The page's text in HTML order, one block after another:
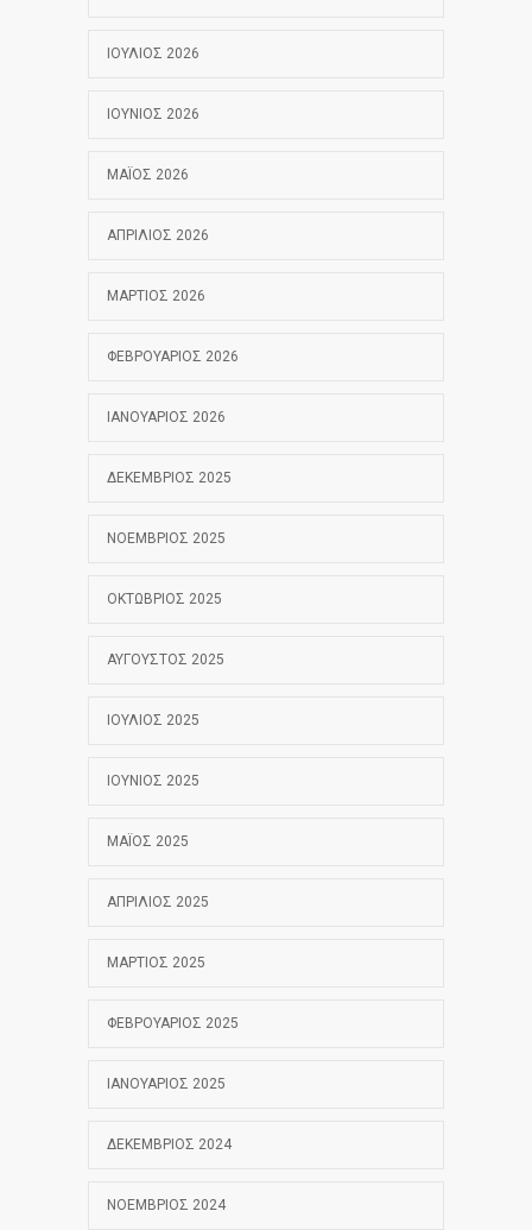
ΙΟΎΛΙΟΣ 2026
ΙΟΎΝΙΟΣ 2026
ΜΆΙΟΣ 2026
ΑΠΡΊΛΙΟΣ 2026
ΜΆΡΤΙΟΣ 2026
ΦΕΒΡΟΥΆΡΙΟΣ 2026
ΙΑΝΟΥΆΡΙΟΣ 2026
ΔΕΚΈΜΒΡΙΟΣ 2025
ΝΟΈΜΒΡΙΟΣ 2025
ΟΚΤΏΒΡΙΟΣ 2025
ΑΎΓΟΥΣΤΟΣ 2025
ΙΟΎΛΙΟΣ 2025
ΙΟΎΝΙΟΣ 2025
ΜΆΙΟΣ 2025
ΑΠΡΊΛΙΟΣ 2025
ΜΆΡΤΙΟΣ 2025
ΦΕΒΡΟΥΆΡΙΟΣ 2025
ΙΑΝΟΥΆΡΙΟΣ 2025
ΔΕΚΈΜΒΡΙΟΣ 2024
ΝΟΈΜΒΡΙΟΣ 2024